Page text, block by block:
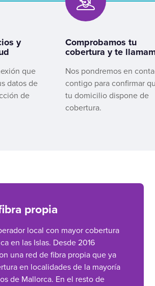
y
que
datos de
de
Comprobamos tu
cobertura y te
Nos pondremos en
contigo para confirmar
tu domicilio dispone de
cobertura.
propia
local con mayor cobertura
en las Islas. Desde 2016
una red de fibra propia que ya
en localidades de la mayoría
de Mallorca. En el resto de